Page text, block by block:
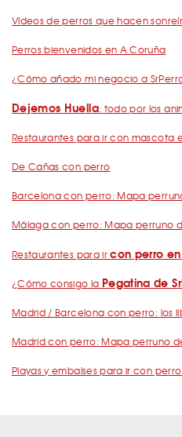
Vídeos de perros que hacen sonreír
Perros bienvenidos en A Coruña
¿Cómo añado mi negocio a
Dejemos Huella: todo por los
Restaurantes para ir con mascota
De Cañas con perro
Barcelona con perro: Mapa
Málaga con perro: Mapa perruno
Restaurantes para ircon perro
¿Cómo consigo la Pegatina de
Madrid / Barcelona con perro: los
Madrid con perro: Mapa perruno
Playas y embalses para ir con